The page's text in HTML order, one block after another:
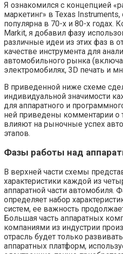
Я ознакомился с концепцией
маркетинг» в Texas
популярна в 70-х и 80-х годах.
Markit, я добавил фазу
различные идеи из этих фаз в
качестве инструмента для
автомобильного рынка
электромобилях, 3D печать и
В приведенной ниже схеме
индивидуальной значимости
для аппаратного и
ней приведены комментарии о
влияют на рыночные успех
этапов.
Фазы работы над
В верхней части схемы
характеристики каждой из
аппаратной части автомобиля.
определяет набор
систем, ее важность
Большая часть аппаратных
компаниями из индустрии
отрасль будет только
аппаратных платформ,